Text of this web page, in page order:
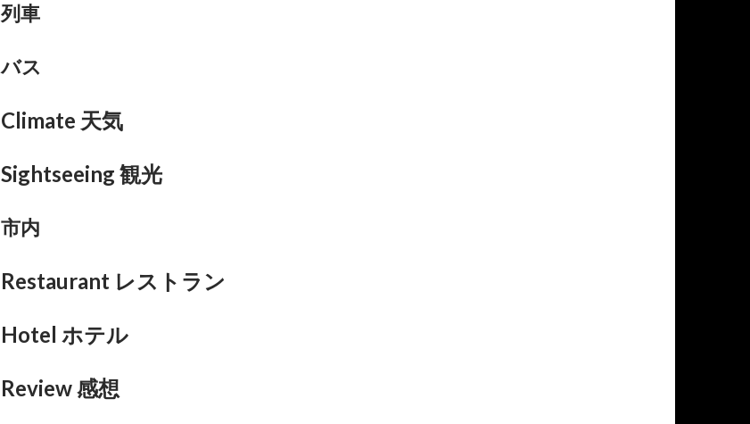
列車
バス
Climate 天気
Sightseeing 観光
市内
Restaurant レストラン
Hotel ホテル
Review 感想